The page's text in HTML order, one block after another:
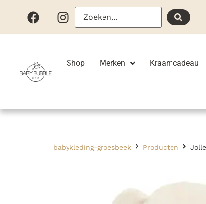
Shop Merken Kraamcadeau
babykleding-groesbeek Producten